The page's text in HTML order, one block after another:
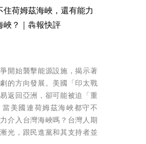
住荷姆茲海峽，還有能力
峽？｜犇報快評
開始襲擊能源設施，揭示著
的方向發展。美國「印太戰
返回亞洲，卻可能被迫「重
當美國連荷姆茲海峽都守不
介入台灣海峽嗎？台灣人期
光，跟民進黨和其支持者並